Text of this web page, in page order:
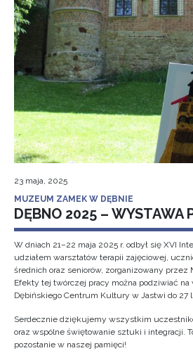
23 maja, 2025
MUZEUM ZAMEK W DĘBNIE
DĘBNO 2025 – WYSTAWA
W dniach 21–22 maja 2025 r. odbył się XVI
udziałem warsztatów terapii zajęciowej,
średnich oraz seniorów, zorganizowany
Efekty tej twórczej pracy można podziwiać
Dębińskiego Centrum Kultury w Jastwi do 27
Serdecznie dziękujemy wszystkim
oraz wspólne świętowanie sztuki i integracji.
pozostanie w naszej pamięci!